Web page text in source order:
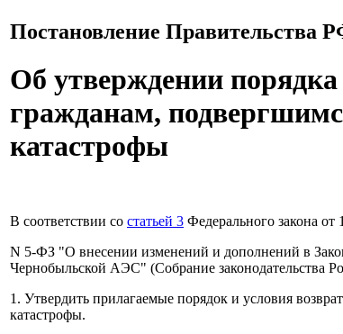
Постановление Правительства
Об утверждении
гражданам,
катастрофы
В соответствии со статьей 3 Федерального закона от
N 5-ФЗ "О внесении изменений и дополнений в
Чернобыльской АЭС" (Собрание законодательства
1. Утвердить прилагаемые порядок и условия
катастрофы.